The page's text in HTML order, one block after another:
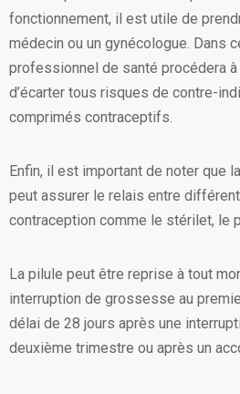
fonctionnement, il est utile de
médecin ou un gynécologue. Dans
professionnel de santé procédera à
d’écarter tous risques de contre-
comprimés contraceptifs.
Enfin, il est important de noter que
peut assurer le relais entre
contraception comme le stérilet, le
La pilule peut être reprise à tout
interruption de grossesse au
délai de 28 jours après une
deuxième trimestre ou après un